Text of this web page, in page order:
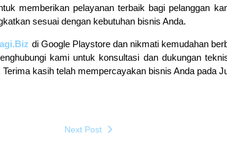
memberikan pelayanan terbaik bagi pelanggan
sesuai dengan kebutuhan bisnis Anda.
di Google Playstore dan nikmati kemudahan
kami untuk konsultasi dan dukungan
kasih telah mempercayakan bisnis Anda pada
Next Post